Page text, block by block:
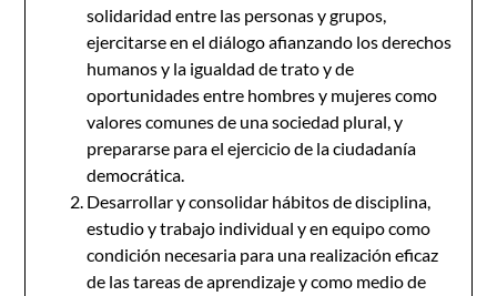
solidaridad entre las personas y grupos,
ejercitarse en el diálogo afianzando los derechos
humanos y la igualdad de trato y de
oportunidades entre hombres y mujeres como
valores comunes de una sociedad plural, y
prepararse para el ejercicio de la ciudadanía
democrática.
Desarrollar y consolidar hábitos de disciplina,
estudio y trabajo individual y en equipo como
condición necesaria para una realización eficaz
de las tareas de aprendizaje y como medio de